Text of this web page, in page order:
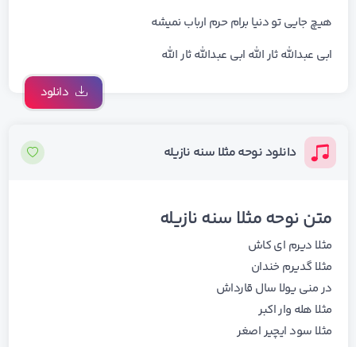
هیچ جایی تو دنیا برام حرم ارباب نمیشه
ابی عبدالله ثار الله ابی عبدالله ثار الله
دانلود
دانلود نوحه مثلا سنه نازیله
متن نوحه مثلا سنه نازیله
ﻣﺜﻠﺎ دﻳﺮم ای ﻛﺎش
ﻣﺜﻠﺎ ﮔﺪﻳﺮم ﺧﻨﺪان
در ﻣﻨﻰ ﻳﻮﻟﺎ ﺳﺎل ﻗﺎرداش
ﻣﺜﻠﺎ ﻫﻠﻪ وار اﻛﺒﺮ
ﻣﺜﻠﺎ ﺳﻮد اﻳﭽﻴﺮ اﺻﻐﺮ